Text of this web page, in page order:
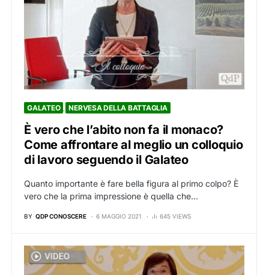
GALATEO NERVESA DELLA BATTAGLIA
È vero che l’abito non fa il monaco?
Come affrontare al meglio un colloquio
di lavoro seguendo il Galateo
Quanto importante è fare bella figura al primo colpo? È
vero che la prima impressione è quella che…
BY QDP CONOSCERE 6 MAGGIO 2021 645 VIEWS